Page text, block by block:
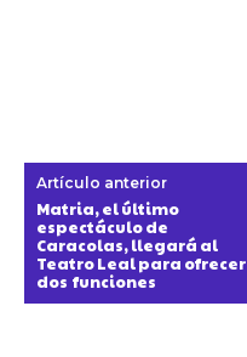
Artículo anterior
Matria, el último
espectáculo de
Caracolas, llegará al
Teatro Leal para ofrecer
dos funciones